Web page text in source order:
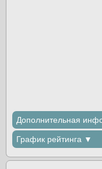
Дополнительная
График рейтинга ▼